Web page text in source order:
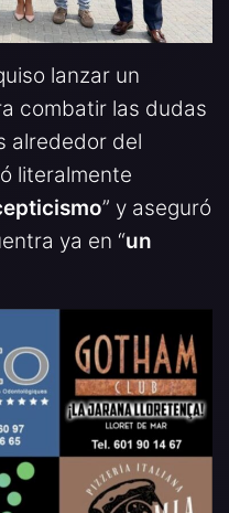
lanzar un
combatir las dudas
alrededor del
literalmente
” y aseguró
ya en “un